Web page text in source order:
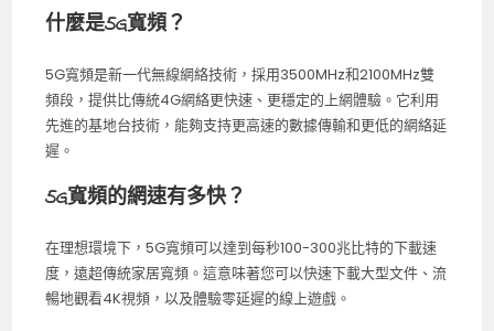
什麼是5G寬頻？
5G寬頻是新一代無線網絡技術，採用3500MHz和2100MHz雙
頻段，提供比傳統4G網絡更快速、更穩定的上網體驗。它利用
先進的基地台技術，能夠支持更高速的數據傳輸和更低的網絡延
遲。
5G寬頻的網速有多快？
在理想環境下，5G寬頻可以達到每秒100-300兆比特的下載速
度，遠超傳統家居寬頻。這意味著您可以快速下載大型文件、流
暢地觀看4K視頻，以及體驗零延遲的線上遊戲。